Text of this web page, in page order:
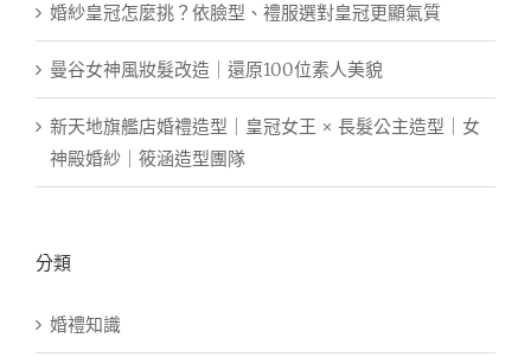
婚紗皇冠怎麼挑？依臉型、禮服選對皇冠更顯氣質
曼谷女神風妝髮改造｜還原100位素人美貌
新天地旗艦店婚禮造型｜皇冠女王 × 長髮公主造型｜女
神殿婚紗｜筱涵造型團隊
分類
婚禮知識